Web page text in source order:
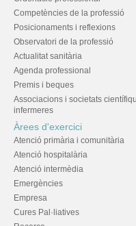
Competències de la professió
Posicionaments i reflexions
Observatori de la professió
Actualitat sanitària
Agenda professional
Premis i beques
Associacions i societats
infermeres
Àrees d'exercici
Atenció primària i comunitària
Atenció hospitalària
Atenció intermèdia
Emergències
Empresa
Cures Pal·liatives